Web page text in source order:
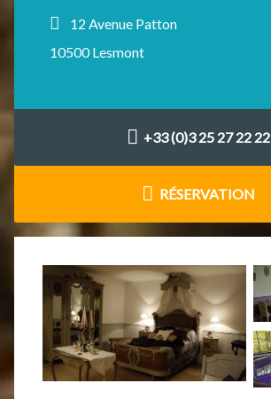
12 Avenue Patton
10500 Lesmont
+33 (0)3 25 27 22 22
RÉSERVATION